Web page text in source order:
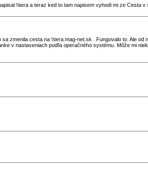
\\tera a teraz ked to tam napisem vyhodi mi ze Cesta v
zmenila cesta na \\tera.mag-net.sk . Fungovalo to. Ale od
v nastaveniach podľa operačného systému. Môže mi